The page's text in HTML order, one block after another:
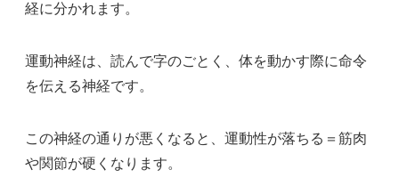
経に分かれます。
運動神経は、読んで字のごとく、体を動かす際に命令
を伝える神経です。
この神経の通りが悪くなると、運動性が落ちる＝筋肉
や関節が硬くなります。